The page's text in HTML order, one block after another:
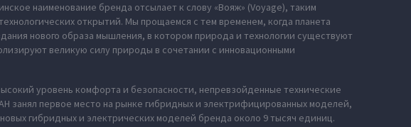
наименование бренда отсылает к слову «Вояж» (Voyage), таким
открытий. Мы прощаемся с тем временем, когда планета
нового образа мышления, в котором природа и технологии существуют
великую силу природы в сочетании с инновационными
уровень комфорта и безопасности, непревзойденные технические
занял первое место на рынке гибридных и электрифицированных моделей,
гибридных и электрических моделей бренда около 9 тысяч единиц.